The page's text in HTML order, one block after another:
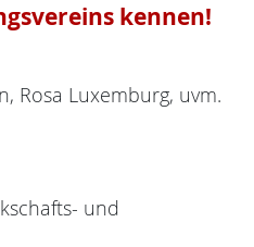
kennen!
Rosa Luxemburg, uvm.
und